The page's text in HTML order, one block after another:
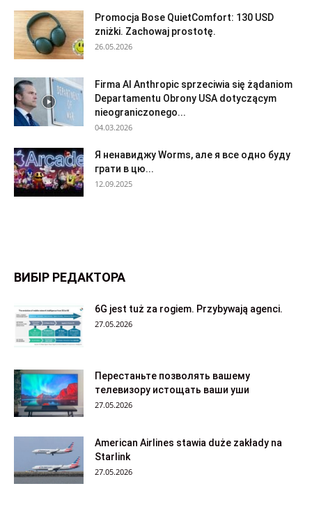
Promocja Bose QuietComfort: 130 USD
zniżki. Zachowaj prostotę.
26.05.2026
Firma AI Anthropic sprzeciwia się żądaniom
Departamentu Obrony USA dotyczącym
nieograniczonego...
04.03.2026
Я ненавиджу Worms, але я все одно буду
грати в цю...
12.09.2025
ВИБІР РЕДАКТОРА
6G jest tuż za rogiem. Przybywają agenci.
27.05.2026
Перестаньте позволять вашему
телевизору истощать ваши уши
27.05.2026
American Airlines stawia duże zakłady na
Starlink
27.05.2026